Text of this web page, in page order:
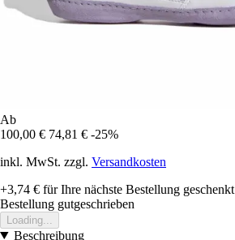
Ab
100,00 € 74,81 € -25%
inkl. MwSt. zzgl. Versandkosten
+3,74 € für Ihre nächste Bestellung geschenkt
Bestellung gutgeschrieben
Loading...
Beschreibung